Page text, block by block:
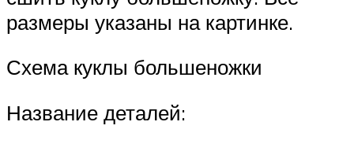
размеры указаны на картинке.
Схема куклы большеножки
Название деталей: